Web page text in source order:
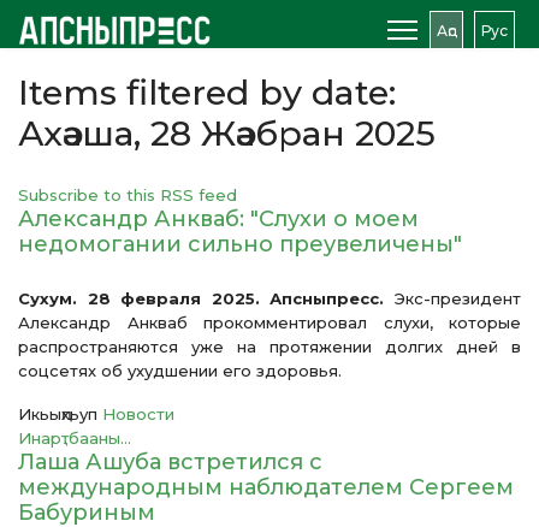
Аԥс Рус
Items filtered by date:
Ахәаша, 28 Жәабран 2025
Subscribe to this RSS feed
Александр Анкваб: "Слухи о моем
недомогании сильно преувеличены"
Сухум. 28 февраля 2025. Апсныпресс. Экс-президент
Александр Анкваб прокомментировал слухи, которые
распространяются уже на протяжении долгих дней в
соцсетях об ухудшении его здоровья.
Икьыԥхьуп Новости
Инарҭбааны...
Лаша Ашуба встретился с
международным наблюдателем Сергеем
Бабуриным